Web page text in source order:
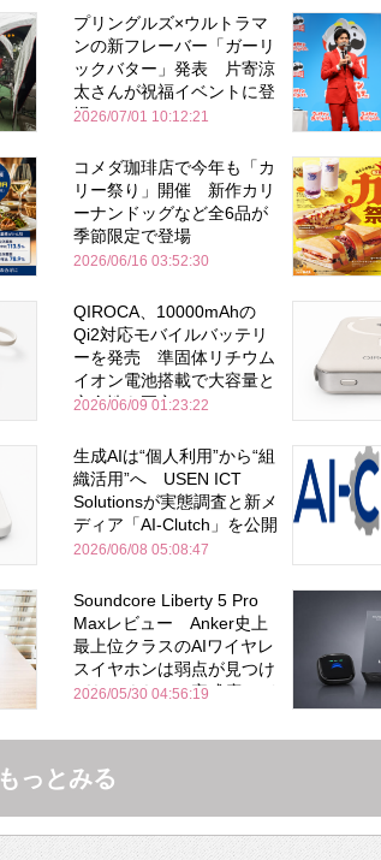
プリングルズ×ウルトラマ
ンの新フレーバー「ガーリ
ックバター」発表 片寄涼
太さんが祝福イベントに登
場
2026/07/01 10:12:21
コメダ珈琲店で今年も「カ
リー祭り」開催 新作カリ
ーナンドッグなど全6品が
季節限定で登場
2026/06/16 03:52:30
QIROCA、10000mAhの
Qi2対応モバイルバッテリ
ーを発売 準固体リチウム
イオン電池搭載で大容量と
安全性を両立
2026/06/09 01:23:22
生成AIは“個人利用”から“組
織活用”へ USEN ICT
Solutionsが実態調査と新メ
ディア「AI-Clutch」を公開
2026/06/08 05:08:47
Soundcore Liberty 5 Pro
Maxレビュー Anker史上
最上位クラスのAIワイヤレ
スイヤホンは弱点が見つけ
づらいくらいの完成度にび
Bose並み
2026/05/30 04:56:19
もっとみる